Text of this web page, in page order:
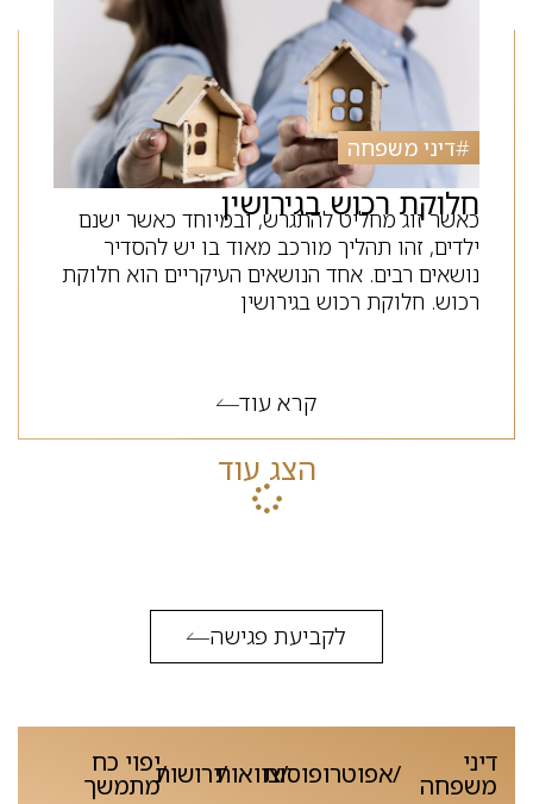
#דיני משפחה
חלוקת רכוש בגירושין
כאשר זוג מחליט להתגרש, ובמיוחד כאשר ישנם
ילדים, זהו תהליך מורכב מאוד בו יש להסדיר
נושאים רבים. אחד הנושאים העיקריים הוא חלוקת
רכוש. חלוקת רכוש בגירושין
קרא עוד
הצג עוד
לקביעת פגישה
דיני
משפחה /אפוטרופוסות
/צוואות
/ירושות
/יפוי כח
מתמשך